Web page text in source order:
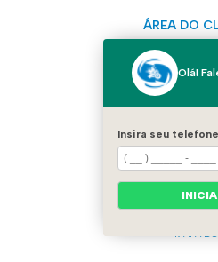
ÁREA DO
QUEM
Olá!
Insira seu telefone